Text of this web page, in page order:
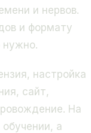
и нервов.
и формату
нужно.
настройка
сайт,
На
а